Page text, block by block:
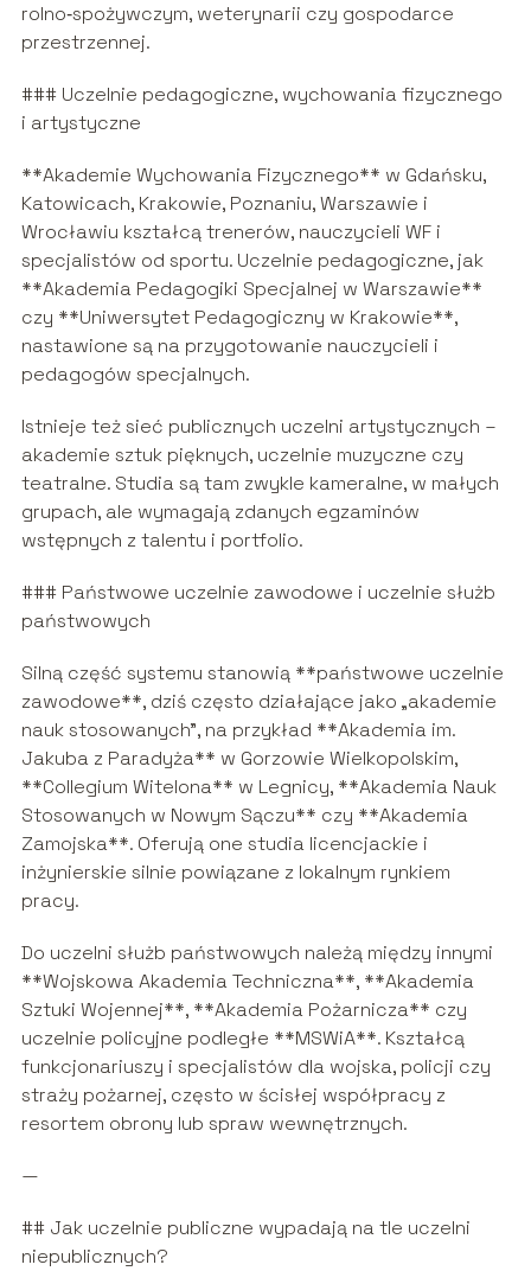
rolno‑spożywczym, weterynarii czy gospodarce
przestrzennej.
### Uczelnie pedagogiczne, wychowania fizycznego
i artystyczne
**Akademie Wychowania Fizycznego** w Gdańsku,
Katowicach, Krakowie, Poznaniu, Warszawie i
Wrocławiu kształcą trenerów, nauczycieli WF i
specjalistów od sportu. Uczelnie pedagogiczne, jak
**Akademia Pedagogiki Specjalnej w Warszawie**
czy **Uniwersytet Pedagogiczny w Krakowie**,
nastawione są na przygotowanie nauczycieli i
pedagogów specjalnych.
Istnieje też sieć publicznych uczelni artystycznych –
akademie sztuk pięknych, uczelnie muzyczne czy
teatralne. Studia są tam zwykle kameralne, w małych
grupach, ale wymagają zdanych egzaminów
wstępnych z talentu i portfolio.
### Państwowe uczelnie zawodowe i uczelnie służb
państwowych
Silną część systemu stanowią **państwowe uczelnie
zawodowe**, dziś często działające jako „akademie
nauk stosowanych”, na przykład **Akademia im.
Jakuba z Paradyża** w Gorzowie Wielkopolskim,
**Collegium Witelona** w Legnicy, **Akademia Nauk
Stosowanych w Nowym Sączu** czy **Akademia
Zamojska**. Oferują one studia licencjackie i
inżynierskie silnie powiązane z lokalnym rynkiem
pracy.
Do uczelni służb państwowych należą między innymi
**Wojskowa Akademia Techniczna**, **Akademia
Sztuki Wojennej**, **Akademia Pożarnicza** czy
uczelnie policyjne podległe **MSWiA**. Kształcą
funkcjonariuszy i specjalistów dla wojska, policji czy
straży pożarnej, często w ścisłej współpracy z
resortem obrony lub spraw wewnętrznych.
—
## Jak uczelnie publiczne wypadają na tle uczelni
niepublicznych?